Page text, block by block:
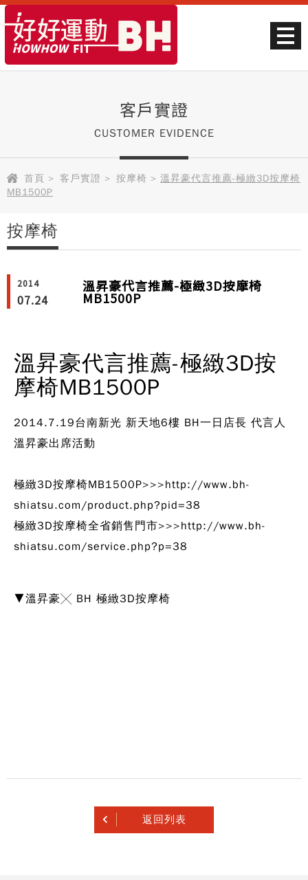
客戶實證
CUSTOMER EVIDENCE
首頁 > 客戶實證 > 按摩椅 > 溫昇豪代言推薦-極緻3D按摩椅
MB1500P
按摩椅
2014
07.24
溫昇豪代言推薦-極緻3D按摩椅
MB1500P
溫昇豪代言推薦-極緻3D按
摩椅MB1500P
2014.7.19台南新光 新天地6樓 BH一日店長 代言人
溫昇豪出席活動
極緻3D按摩椅MB1500P>>>http://www.bh-
shiatsu.com/product.php?pid=38
極緻3D按摩椅全省銷售門市>>>http://www.bh-
shiatsu.com/service.php?p=38
▼溫昇豪╳ BH 極緻3D按摩椅
返回列表